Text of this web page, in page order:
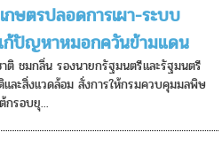
ษตรปลอดการเผา-ระบบ
ก้ปัญหาหมอกควันข้ามแดน
ชมกลิ่น รองนายกรัฐมนตรีและรัฐมนตรี
และสิ่งแวดล้อม สั่งการให้กรมควบคุมมลพิษ
กรอบยุ...